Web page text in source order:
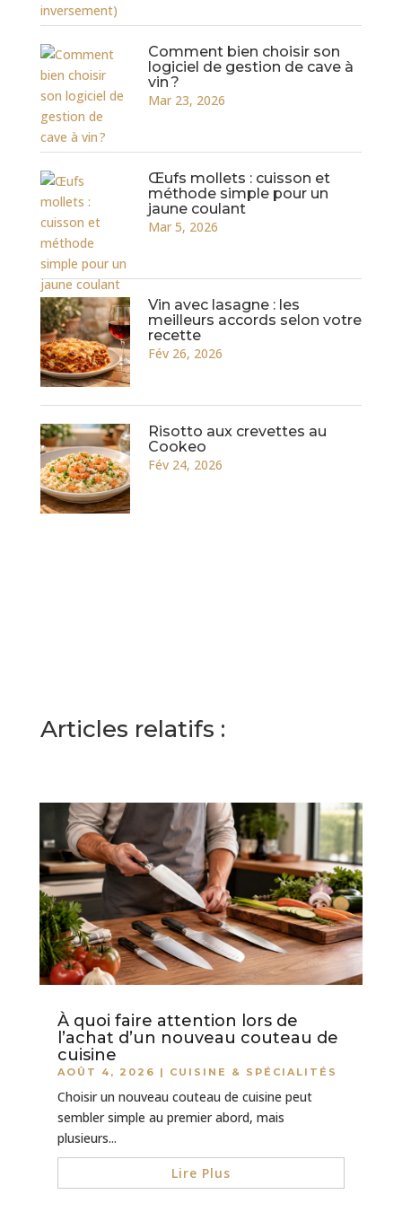
Comment bien choisir son
logiciel de gestion de cave à
vin ?
Mar 23, 2026
Œufs mollets : cuisson et
méthode simple pour un
jaune coulant
Mar 5, 2026
Vin avec lasagne : les
meilleurs accords selon votre
recette
Fév 26, 2026
Risotto aux crevettes au
Cookeo
Fév 24, 2026
Articles relatifs :
À quoi faire attention lors de
l’achat d’un nouveau couteau de
cuisine
AOÛT 4, 2026 | CUISINE & SPÉCIALITÉS
Choisir un nouveau couteau de cuisine peut
sembler simple au premier abord, mais
plusieurs...
Lire Plus